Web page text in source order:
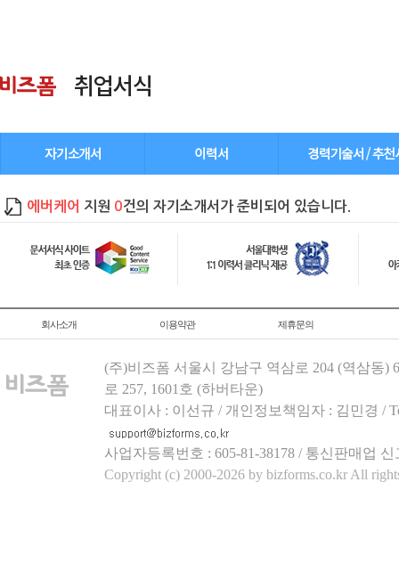
에버케어 지원 0건의 자기소개서가 준비되어 있습니다.
회사소개 이용약관 제휴문의
(주)비즈폼 서울시 강남구 역삼로 204 (역삼동)
로 257, 1601호 (하버타운)
대표이사 : 이선규 / 개인정보책임자 : 김민경 /
사업자등록번호 : 605-81-38178 / 통신판매업
Copyright (c) 2000-2026 by bizforms.co.kr All